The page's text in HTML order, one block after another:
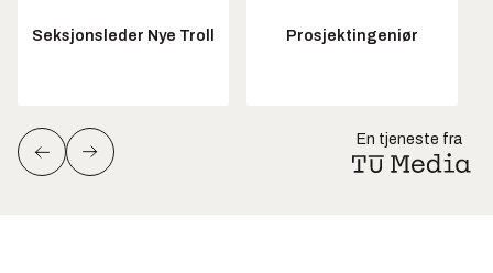
Seksjonsleder Nye Troll Prosjektingeniør
En tjeneste fra